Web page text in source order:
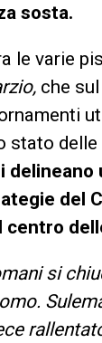
sosta.
le varie
che
stato
delineano
del
centro
si